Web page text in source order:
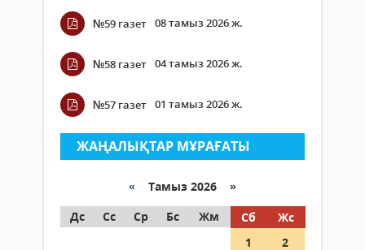
№59 газет 08 тамыз 2026 ж.
№58 газет 04 тамыз 2026 ж.
№57 газет 01 тамыз 2026 ж.
ЖАҢАЛЫҚТАР МҰРАҒАТЫ
« Тамыз 2026 »
Дс
Сс Ср Бс Жм Сб
Жс
1
2